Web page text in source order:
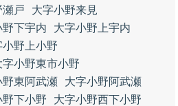
瀬戸
大字小野来見
野下宇内
大字小野上宇内
小野上小野
字小野東市小野
野東阿武瀬
大字小野阿武瀬
野下小野
大字小野西下小野